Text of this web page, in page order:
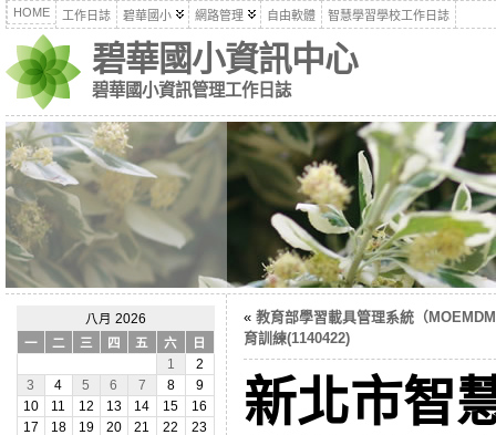
HOME 工作日誌 碧華國小 網路管理 自由軟體 智慧學習學校工作日誌
碧華國小資訊中心
碧華國小資訊管理工作日誌
八月 2026
一
二 三 四 五 六
日
1
2
3
4 5 6 7 8
9
10
11 12 13 14 15
16
17
18 19 20 21 22
23
« 教育部學習載具管理系統（
育訓練(1140422)
新北市智